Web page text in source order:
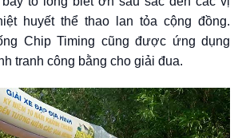
huyết thể thao lan tỏa cộng đồng.
Chip Timing cũng được ứng dụng
tranh công bằng cho giải đua.